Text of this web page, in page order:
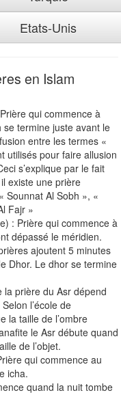
Etats-Unis
en Islam
qui commence à
se termine juste avant le
entre les termes «
utilisés pour faire allusion
s’explique par le fait
existe une prière
Sounnat Al Sobh », «
Fajr »
: Prière qui commence à
dépassé le méridien.
ajoutent 5 minutes
Dhor. Le dhor se termine
la prière du Asr dépend
l’école de
la taille de l’ombre
le Asr débute quand
de l’objet.
qui commence au
icha.
quand la nuit tombe